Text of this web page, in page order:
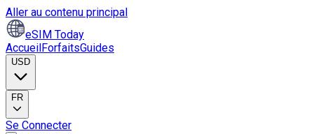
Aller au contenu principal
eSIM Today
AccueilForfaitsGuides
USD
FR
Se Connecter